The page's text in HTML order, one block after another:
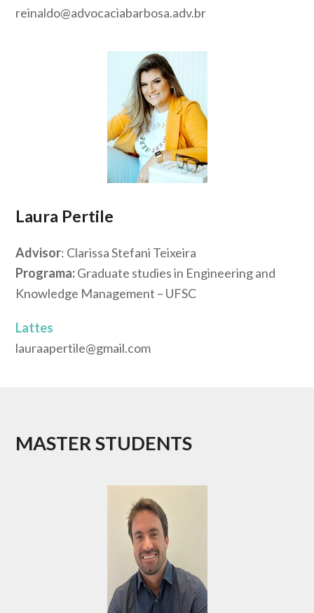
reinaldo@advocaciabarbosa.adv.br
Laura Pertile
Advisor: Clarissa Stefani Teixeira
Programa:Graduate studies in Engineering and
Knowledge Management – UFSC
Lattes
lauraapertile@gmail.com
MASTER STUDENTS